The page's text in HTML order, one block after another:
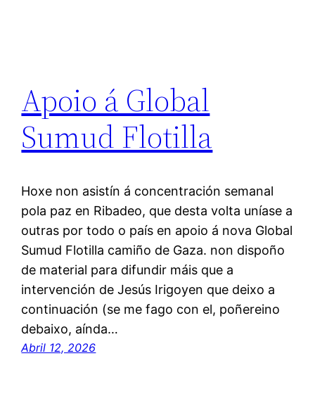
Apoio á Global
Sumud Flotilla
Hoxe non asistín á concentración semanal
pola paz en Ribadeo, que desta volta uníase a
outras por todo o país en apoio á nova Global
Sumud Flotilla camiño de Gaza. non dispoño
de material para difundir máis que a
intervención de Jesús Irigoyen que deixo a
continuación (se me fago con el, poñereino
debaixo, aínda…
Abril 12, 2026